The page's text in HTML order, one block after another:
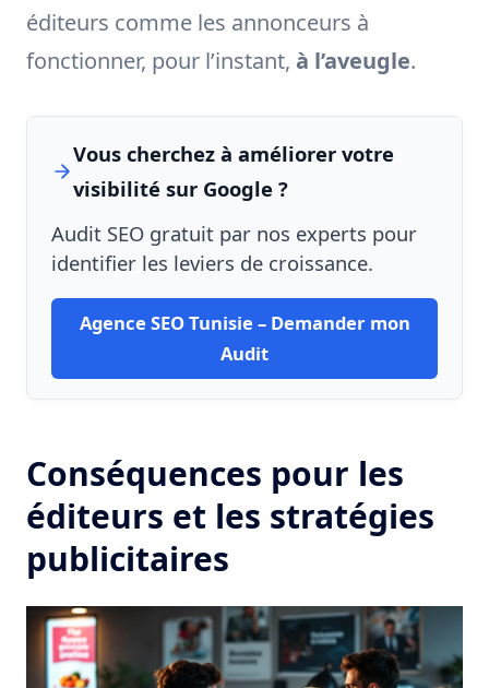
éditeurs comme les annonceurs à
fonctionner, pour l’instant, à l’aveugle.
Vous cherchez à améliorer votre
visibilité sur Google ?
Audit SEO gratuit par nos experts pour
identifier les leviers de croissance.
Agence SEO Tunisie – Demander mon
Audit
Conséquences pour les
éditeurs et les stratégies
publicitaires